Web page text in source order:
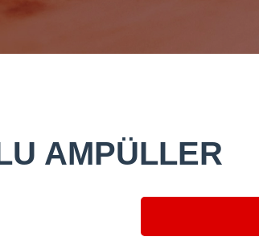
AMPÜLLER